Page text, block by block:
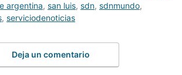
argentina, san luis, sdn, sdnmundo,
, serviciodenoticias
Deja un comentario